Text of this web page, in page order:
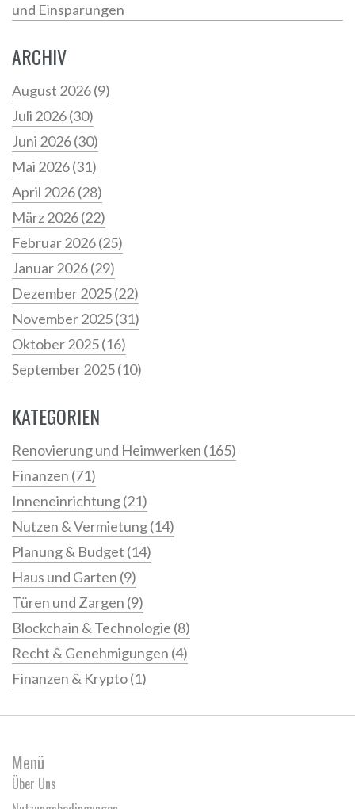
und Einsparungen
ARCHIV
August 2026(9)
Juli 2026(30)
Juni 2026(30)
Mai 2026(31)
April 2026(28)
März 2026(22)
Februar 2026(25)
Januar 2026(29)
Dezember 2025(22)
November 2025(31)
Oktober 2025(16)
September 2025(10)
KATEGORIEN
Renovierung und Heimwerken (165)
Finanzen (71)
Inneneinrichtung(21)
Nutzen & Vermietung(14)
Planung & Budget (14)
Haus und Garten (9)
Türen und Zargen (9)
Blockchain & Technologie (8)
Recht & Genehmigungen (4)
Finanzen & Krypto(1)
Menü
Über Uns